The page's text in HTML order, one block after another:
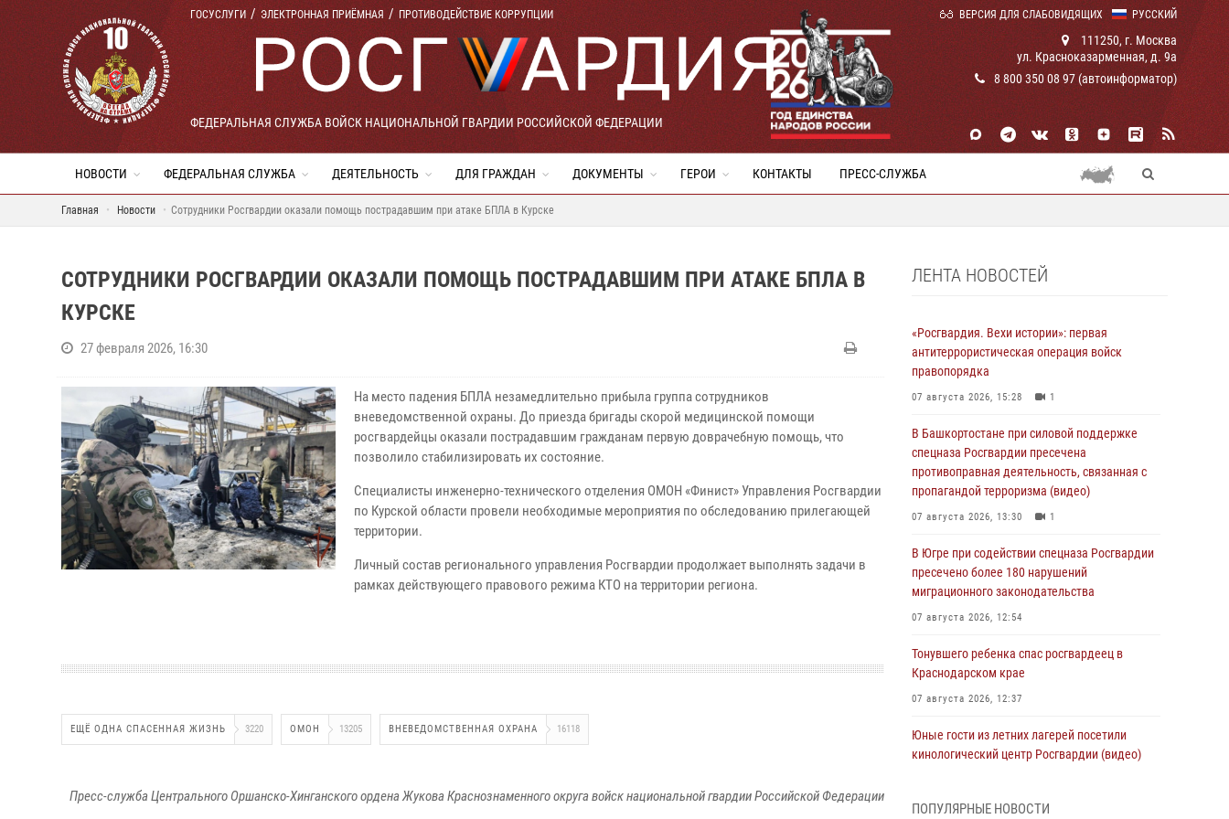
РУССКИЙ
ГОСУСЛУГИ ЭЛЕКТРОННАЯ ПРИЁМНАЯ ПРОТИВОДЕЙСТВИЕ КОРРУПЦИИ ВЕРСИЯ ДЛЯ СЛАБОВИДЯЩИХ
ФЕДЕРАЛЬНАЯ СЛУЖБА ВОЙСК НАЦИОНАЛЬНОЙ ГВАРДИИ РОССИЙСКОЙ ФЕДЕРАЦИИ
111250, г. Москва
ул. Красноказарменная, д. 9а
8 800 350 08 97 (автоинформатор)
НОВОСТИ ФЕДЕРАЛЬНАЯ СЛУЖБА ДЕЯТЕЛЬНОСТЬ ДЛЯ ГРАЖДАН ДОКУМЕНТЫ ГЕРОИ КОНТАКТЫ ПРЕСС-СЛУЖБА
Главная Новости Сотрудники Росгвардии оказали помощь пострадавшим при атаке БПЛА в Курске
СОТРУДНИКИ РОСГВАРДИИ ОКАЗАЛИ ПОМОЩЬ ПОСТРАДАВШИМ ПРИ АТАКЕ БПЛА В
КУРСКЕ
27 февраля 2026, 16:30
На место падения БПЛА незамедлительно прибыла группа сотрудников
вневедомственной охраны. До приезда бригады скорой медицинской помощи
росгвардейцы оказали пострадавшим гражданам первую доврачебную помощь, что
позволило стабилизировать их состояние.
Специалисты инженерно-технического отделения ОМОН «Финист» Управления Росгвардии
по Курской области провели необходимые мероприятия по обследованию прилегающей
территории.
Личный состав регионального управления Росгвардии продолжает выполнять задачи в
рамках действующего правового режима КТО на территории региона.
ЕЩЁ ОДНА СПАСЕННАЯ ЖИЗНЬ 3220 ОМОН 13205 ВНЕВЕДОМСТВЕННАЯ ОХРАНА 16118
Пресс-служба Центрального Оршанско-Хинганского ордена Жукова Краснознаменного округа войск национальной гвардии Российской Федерации
ЛЕНТА НОВОСТЕЙ
«Росгвардия. Вехи истории»: первая
антитеррористическая операция войск
правопорядка
07 августа 2026, 15:28 1
В Башкортостане при силовой поддержке
спецназа Росгвардии пресечена
противоправная деятельность, связанная с
пропагандой терроризма (видео)
07 августа 2026, 13:30 1
В Югре при содействии спецназа Росгвардии
пресечено более 180 нарушений
миграционного законодательства
07 августа 2026, 12:54
Тонувшего ребенка спас росгвардеец в
Краснодарском крае
07 августа 2026, 12:37
Юные гости из летних лагерей посетили
кинологический центр Росгвардии (видео)
ПОПУЛЯРНЫЕ НОВОСТИ